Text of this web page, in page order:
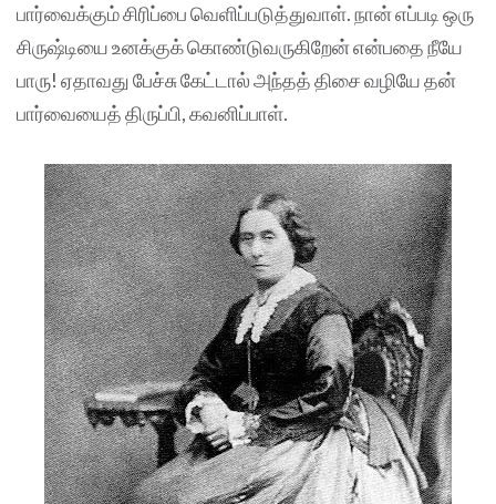
பார்வைக்கும் சிரிப்பை வெளிப்படுத்துவாள். நான் எப்படி ஒரு
சிருஷ்டியை உனக்குக் கொண்டுவருகிறேன் என்பதை நீயே
பாரு! ஏதாவது பேச்சு கேட்டால் அந்தத் திசை வழியே தன்
பார்வையைத் திருப்பி, கவனிப்பாள்.